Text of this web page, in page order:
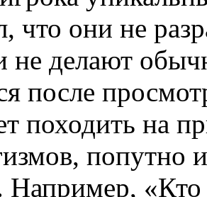
что они не
не делают
после
походить на
попутно
Например,